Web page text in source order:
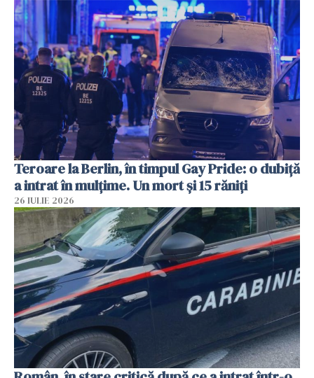
Teroare la Berlin, în timpul Gay Pride: o dubiță
a intrat în mulțime. Un mort și 15 răniți
26 IULIE 2026